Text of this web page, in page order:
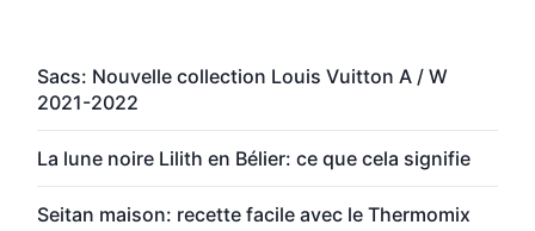
Sacs: Nouvelle collection Louis Vuitton A / W
2021-2022
La lune noire Lilith en Bélier: ce que cela signifie
Seitan maison: recette facile avec le Thermomix